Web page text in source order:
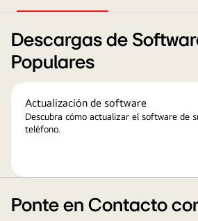
Descargas de
Populares
Actualización de software
Descubra cómo actualizar el software de
teléfono.
Ponte en Contacto